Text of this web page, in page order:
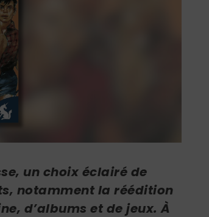
un choix éclairé de
notamment la réédition
d’albums et de jeux. À